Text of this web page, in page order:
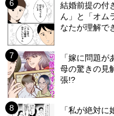
結婚前提の付
ん」と「オム
なたが理解で
「嫁に問題
母の驚きの見
張!?
「私が絶対